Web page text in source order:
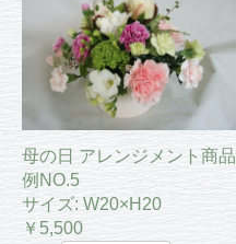
母の日 アレンジメント商品
例NO.5
サイズ: W20×H20
￥5,500